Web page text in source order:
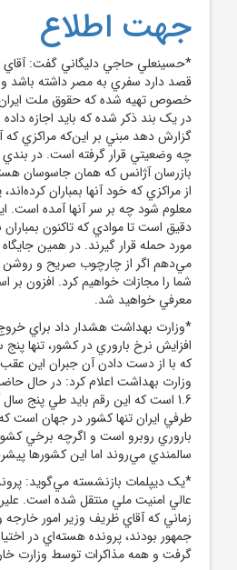
جهت اطلاع
*حسينعلي حاجي دليگاني گفت: آقاي
قصد دارد سفري به مصر داشته باشد و
خصوص تهيه شده که حقوق ملت ايران
در يک بند ذکر شده که بايد اجازه
گزارش دهد مبني بر اين‌که مراکزي که
چه وضعيتي قرار گرفته است. در بندي
بازرسان آژانس که همان جاسوسان
از مراکزي که خود آنها بمباران
معلوم شود چه بر سر آنها آمده است.
دقيق است تا موادي که تاکنون
مورد حمله قرار گيرند. در همين
مي‌دهم اگر از چارچوب صريح و روشن
شما را مجازات خواهيم کرد. افزون بر
معرفي خواهيد شد.
*وزارت بهداشت هشدار داد براي
افزايش نرخ باروري در کشور، تنها پنج
که با از دست دادن آن جبران اين
وزارت بهداشت اعلام کرد: در حال
طرفي ايران تنها کشور در جهان است
باروري روبرو است و اگرچه برخي
سالمندي مي‌روند اما اين کشورها
*يک ديپلمات بازنشسته مي‌گويد:
عالي امنيت ملي منتقل شده است.
زماني که آقاي ظريف وزير امور
‌جمهور بودند، پرونده هسته‌اي در
گرفت و همه مذاکرات توسط وزارت